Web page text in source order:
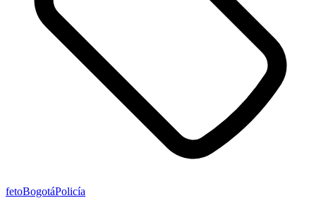
fetoBogotáPolicía